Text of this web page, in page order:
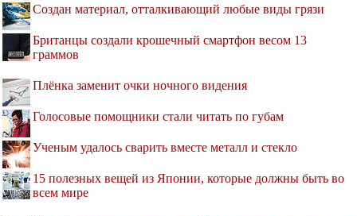
Создан материал, отталкивающий любые виды грязи
Британцы создали крошечный смартфон весом 13
граммов
Плёнка заменит очки ночного видения
Голосовые помощники стали читать по губам
Ученым удалось сварить вместе металл и стекло
15 полезных вещей из Японии, которые должны быть во
всем мире